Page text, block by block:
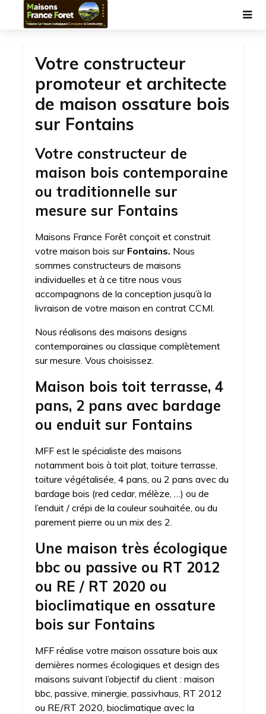
Votre constructeur
promoteur et architecte
de maison ossature bois
sur Fontains
Votre constructeur de
maison bois contemporaine
ou traditionnelle sur
mesure sur Fontains
Maisons France Forêt conçoit et construit
votre maison bois sur Fontains. Nous
sommes constructeurs de maisons
individuelles et à ce titre nous vous
accompagnons de la conception jusqu’à la
livraison de votre maison en contrat CCMI.
Nous réalisons des maisons designs
contemporaines ou classique complètement
sur mesure. Vous choisissez.
Maison bois toit terrasse, 4
pans, 2 pans avec bardage
ou enduit sur Fontains
MFF est le spécialiste des maisons
notamment bois à toit plat, toiture terrasse,
toiture végétalisée, 4 pans, ou 2 pans avec du
bardage bois (red cedar, mélèze, …) ou de
l’enduit / crépi de la couleur souhaitée, ou du
parement pierre ou un mix des 2.
Une maison très écologique
bbc ou passive ou RT 2012
ou RE / RT 2020 ou
bioclimatique en ossature
bois sur Fontains
MFF réalise votre maison ossature bois aux
dernières normes écologiques et design des
maisons suivant l’objectif du client : maison
bbc, passive, minergie, passivhaus, RT 2012
ou RE/RT 2020, bioclimatique avec la